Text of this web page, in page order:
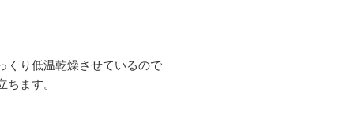
くり低温乾燥させているので
ます。